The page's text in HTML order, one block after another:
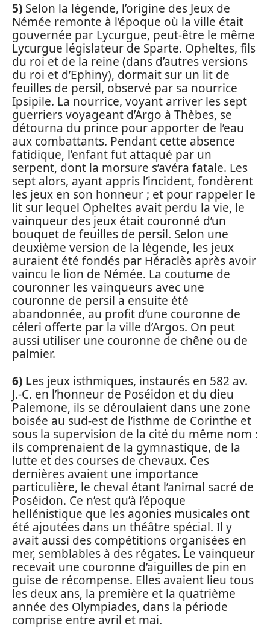
5) Selon la légende, l’origine des Jeux de
Némée remonte à l’époque où la ville était
gouvernée par Lycurgue, peut-être le même
Lycurgue législateur de Sparte. Opheltes, fils
du roi et de la reine (dans d’autres versions
du roi et d’Ephiny), dormait sur un lit de
feuilles de persil, observé par sa nourrice
Ipsipile. La nourrice, voyant arriver les sept
guerriers voyageant d’Argo à Thèbes, se
détourna du prince pour apporter de l’eau
aux combattants. Pendant cette absence
fatidique, l’enfant fut attaqué par un
serpent, dont la morsure s’avéra fatale. Les
sept alors, ayant appris l’incident, fondèrent
les jeux en son honneur ; et pour rappeler le
lit sur lequel Opheltes avait perdu la vie, le
vainqueur des jeux était couronné d’un
bouquet de feuilles de persil. Selon une
deuxième version de la légende, les jeux
auraient été fondés par Héraclès après avoir
vaincu le lion de Némée. La coutume de
couronner les vainqueurs avec une
couronne de persil a ensuite été
abandonnée, au profit d’une couronne de
céleri offerte par la ville d’Argos. On peut
aussi utiliser une couronne de chêne ou de
palmier.
6) Les jeux isthmiques, instaurés en 582 av.
J.-C. en l’honneur de Poséidon et du dieu
Palemone, ils se déroulaient dans une zone
boisée au sud-est de l’isthme de Corinthe et
sous la supervision de la cité du même nom :
ils comprenaient de la gymnastique, de la
lutte et des courses de chevaux. Ces
dernières avaient une importance
particulière, le cheval étant l’animal sacré de
Poséidon. Ce n’est qu’à l’époque
hellénistique que les agonies musicales ont
été ajoutées dans un théâtre spécial. Il y
avait aussi des compétitions organisées en
mer, semblables à des régates. Le vainqueur
recevait une couronne d’aiguilles de pin en
guise de récompense. Elles avaient lieu tous
les deux ans, la première et la quatrième
année des Olympiades, dans la période
comprise entre avril et mai.